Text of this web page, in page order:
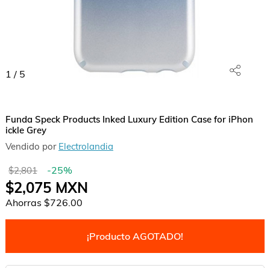
1 / 5
Funda Speck Products Inked Luxury Edition Case for iPhon
ickle Grey
Vendido por Electrolandia
$2,801 -25%
$2,075MXN
Ahorras $726.00
¡Producto AGOTADO!